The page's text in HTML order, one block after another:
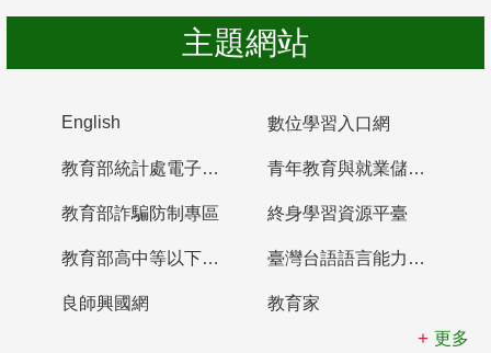
主題網站
English 數位學習入口網
教育部統計處電子書櫃 青年教育與就業儲蓄帳戶
教育部詐騙防制專區 終身學習資源平臺
教育部高中等以下學校及幼兒園教師資格檢定考試 臺灣台語語言能力認證網站
良師興國網
教育家
更多